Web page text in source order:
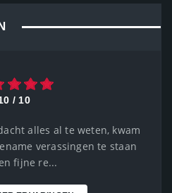
/ 10
good 👍 thankyou for all
Jason 😊...